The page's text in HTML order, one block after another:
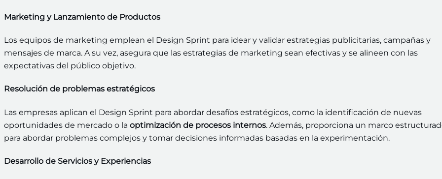
Marketing y Lanzamiento de Productos
Los equipos de marketing emplean el Design Sprint para idear y validar estrategias publicitarias, campañas y
mensajes de marca. A su vez, asegura que las estrategias de marketing sean efectivas y se alineen con las
expectativas del público objetivo.
Resolución de problemas estratégicos
Las empresas aplican el Design Sprint para abordar desafíos estratégicos, como la identificación de nuevas
oportunidades de mercado o la optimización de procesos internos. Además, proporciona un marco
para abordar problemas complejos y tomar decisiones informadas basadas en la experimentación.
Desarrollo de Servicios y Experiencias